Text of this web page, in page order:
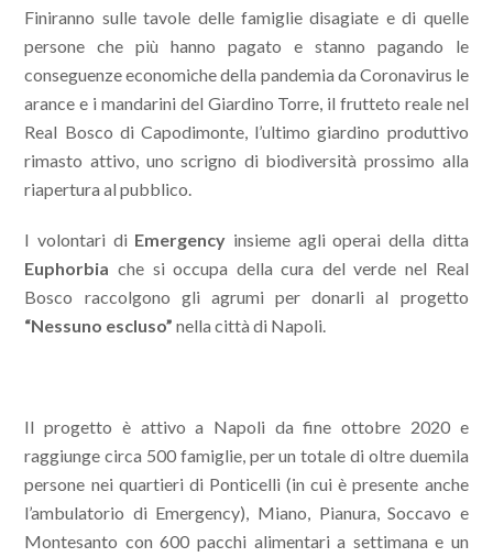
Finiranno sulle tavole delle famiglie disagiate e di quelle
persone che più hanno pagato e stanno pagando le
conseguenze economiche della pandemia da Coronavirus le
arance e i mandarini del Giardino Torre, il frutteto reale nel
Real Bosco di Capodimonte, l’ultimo giardino produttivo
rimasto attivo, uno scrigno di biodiversità prossimo alla
riapertura al pubblico.
I volontari di Emergency insieme agli operai della ditta
Euphorbia che si occupa della cura del verde nel Real
Bosco raccolgono gli agrumi per donarli al progetto
“Nessuno escluso” nella città di Napoli.
Il progetto è attivo a Napoli da fine ottobre 2020 e
raggiunge circa 500 famiglie, per un totale di oltre duemila
persone nei quartieri di Ponticelli (in cui è presente anche
l’ambulatorio di Emergency), Miano, Pianura, Soccavo e
Montesanto con 600 pacchi alimentari a settimana e un